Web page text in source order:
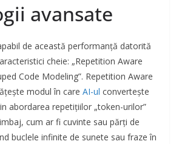
avansate
de această performanță datorită
cheie: „Repetition Aware
Code Modeling”. Repetition Aware
modul în care AI-ul convertește
abordarea repetițiilor „token-urilor”
cum ar fi cuvinte sau părți de
buclele infinite de sunete sau fraze în